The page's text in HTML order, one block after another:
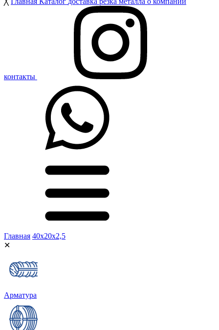
контакты
Главная 40х20х2,5
✕
Арматура